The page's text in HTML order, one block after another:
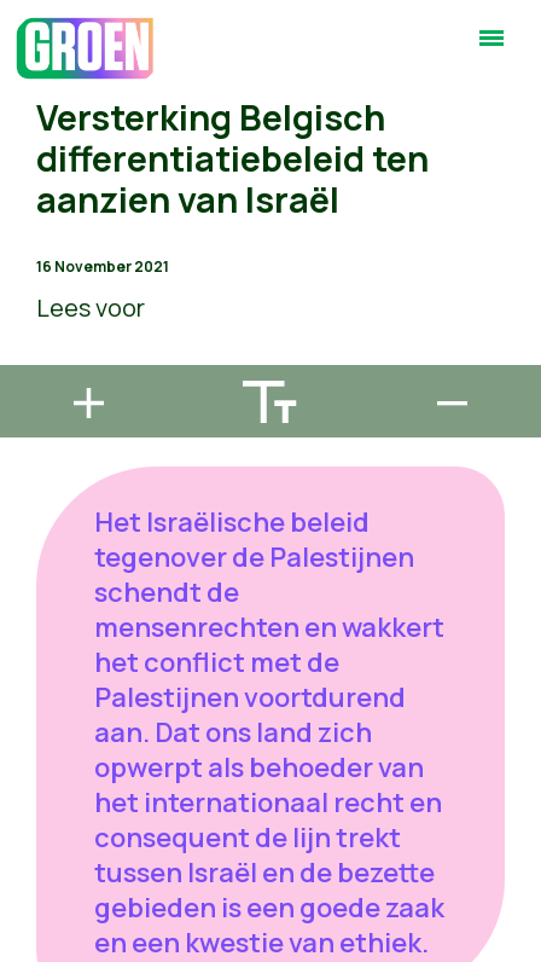
Versterking Belgisch
differentiatiebeleid ten
aanzien van Israël
16 November 2021
Lees voor
Het Israëlische beleid
tegenover de Palestijnen
schendt de
mensenrechten en wakkert
het conflict met de
Palestijnen voortdurend
aan. Dat ons land zich
opwerpt als behoeder van
het internationaal recht en
consequent de lijn trekt
tussen Israël en de bezette
gebieden is een goede zaak
en een kwestie van ethiek.